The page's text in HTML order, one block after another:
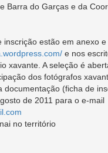
Barra do Garças e da
inscrição estão em anexo
e nos
xavante. A seleção é
dos fotógrafos
documentação (ficha de
declarações) até 15 de agosto de 2011 para o e-mail
no território